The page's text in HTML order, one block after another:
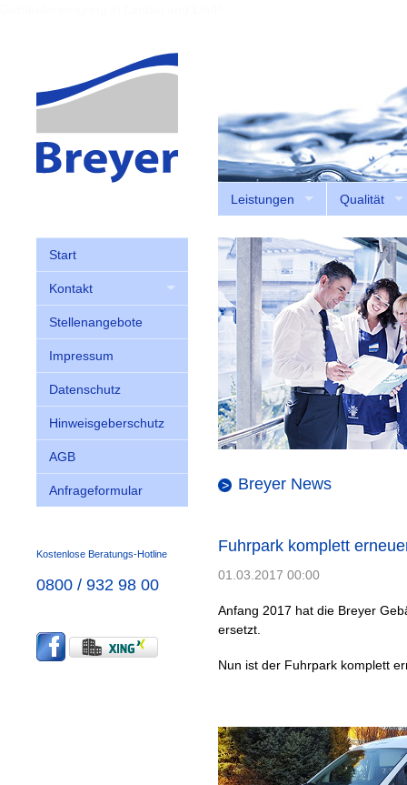
Leistungen Qualität
Start
Kontakt
Stellenangebote
Impressum
Datenschutz
Hinweisgeberschutz
AGB
Anfrageformular
Kostenlose Beratungs-Hotline
0800 / 932 98 00
Breyer News
Fuhrpark komplett
01.03.2017 00:00
Anfang 2017 hat die Breyer
ersetzt.
Nun ist der Fuhrpark komplett